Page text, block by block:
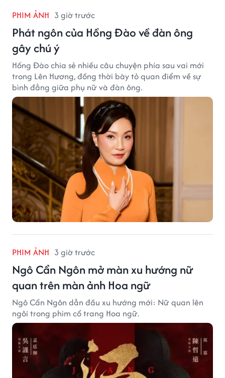
PHIM ẢNH 3 giờ trước
Phát ngôn của Hồng Đào về đàn ông
gây chú ý
Hồng Đào chia sẻ nhiều câu chuyện phía sau vai mới
trong Lên Hương, đồng thời bày tỏ quan điểm về sự
bình đẳng giữa phụ nữ và đàn ông.
PHIM ẢNH 3 giờ trước
Ngô Cẩn Ngôn mở màn xu hướng nữ
quan trên màn ảnh Hoa ngữ
Ngô Cẩn Ngôn dẫn đầu xu hướng mới: Nữ quan lên
ngôi trong phim cổ trang Hoa ngữ.